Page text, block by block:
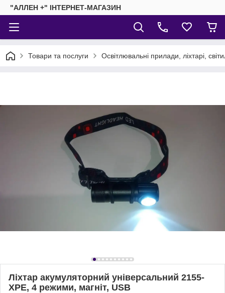
"АЛЛЕН +" ІНТЕРНЕТ-МАГАЗИН
Товари та послуги Освітлювальні прилади, ліхтарі,
Ліхтар акумуляторний універсальний 2155-
XPE, 4 режими, магніт, USB